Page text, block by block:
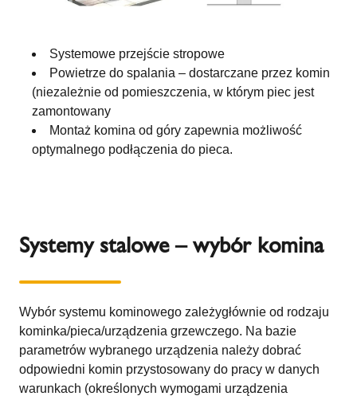
Systemowe przejście stropowe
Powietrze do spalania – dostarczane przez komin
(niezależnie od pomieszczenia, w którym piec jest
zamontowany
Montaż komina od góry zapewnia możliwość
optymalnego podłączenia do pieca.
Systemy stalowe – wybór komina
Wybór systemu kominowego zależygłównie od rodzaju
kominka/pieca/urządzenia grzewczego. Na bazie
parametrów wybranego urządzenia należy dobrać
odpowiedni komin przystosowany do pracy w danych
warunkach (określonych wymogami urządzenia